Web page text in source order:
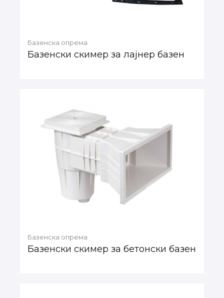
Базенска опрема
Базенски скимер за лајнер базен
Базенска опрема
Базенски скимер за бетонски базен